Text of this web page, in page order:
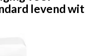
levend wit